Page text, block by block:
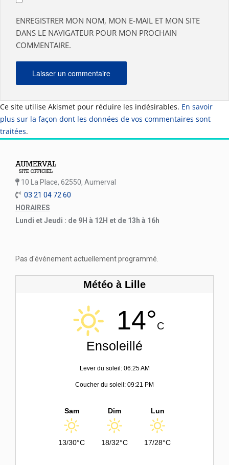
ENREGISTRER MON NOM, MON E-MAIL ET MON SITE
DANS LE NAVIGATEUR POUR MON PROCHAIN
COMMENTAIRE.
Ce site utilise Akismet pour réduire les indésirables. En savoir
plus sur la façon dont les données de vos commentaires sont
traitées.
10 La Place, 62550, Aumerval
03 21 04 72 60
HORAIRES
Lundi et Jeudi : de 9H à 12H et de 13h à 16h
Pas d'événement actuellement programmé.
Météo à Lille
14°C
Ensoleillé
Lever du soleil: 06:25 AM
Coucher du soleil: 09:21 PM
Sam
13/30°C
Dim
18/32°C
Lun
17/28°C